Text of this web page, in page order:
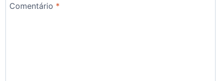
Comentário *